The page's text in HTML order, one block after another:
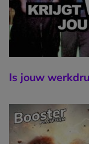
Is jouw